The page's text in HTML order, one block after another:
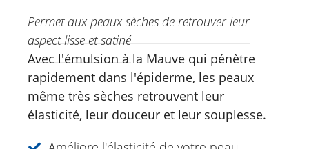
Crèmes à base de plantes
Soins des pieds
Soins du visage
Just for Men
Permet aux peaux sèches de retrouver leur
aspect lisse et satiné
Avec l'émulsion à la Mauve qui pénètre
rapidement dans l'épiderme, les peaux
même très sèches retrouvent leur
élasticité, leur douceur et leur souplesse.